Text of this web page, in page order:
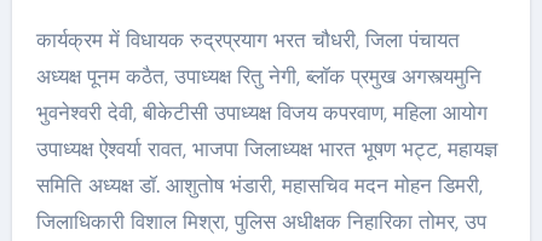
कार्यक्रम में विधायक रुद्रप्रयाग भरत चौधरी, जिला पंचायत
अध्यक्ष पूनम कठैत, उपाध्यक्ष रितु नेगी, ब्लॉक प्रमुख अगस्त्यमुनि
भुवनेश्वरी देवी, बीकेटीसी उपाध्यक्ष विजय कपरवाण, महिला आयोग
उपाध्यक्ष ऐश्वर्या रावत, भाजपा जिलाध्यक्ष भारत भूषण भट्ट, महायज्ञ
समिति अध्यक्ष डॉ. आशुतोष भंडारी, महासचिव मदन मोहन डिमरी,
जिलाधिकारी विशाल मिश्रा, पुलिस अधीक्षक निहारिका तोमर, उप